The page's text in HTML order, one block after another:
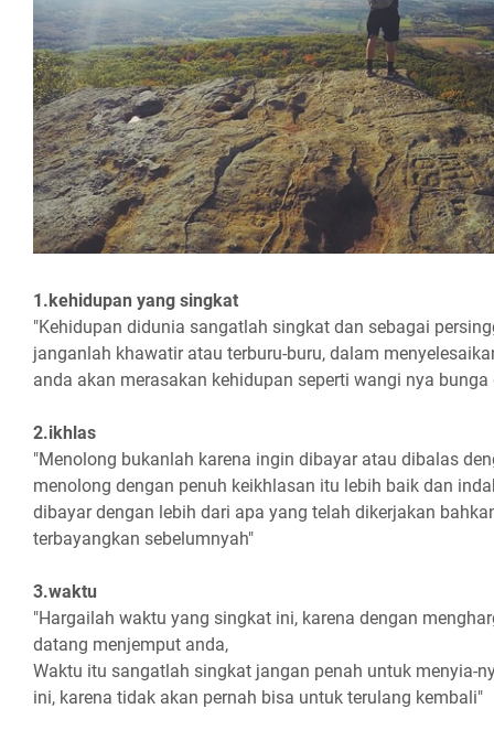
1.kehidupan yang singkat
"Kehidupan didunia sangatlah singkat dan sebagai
janganlah khawatir atau terburu-buru, dalam
anda akan merasakan kehidupan seperti wangi nya
2.ikhlas
"Menolong bukanlah karena ingin dibayar atau dibalas
menolong dengan penuh keikhlasan itu lebih baik dan
dibayar dengan lebih dari apa yang telah dikerjakan
terbayangkan sebelumnyah"
3.waktu
"Hargailah waktu yang singkat ini, karena dengan
datang menjemput anda,
Waktu itu sangatlah singkat jangan penah untuk menyia-
ini, karena tidak akan pernah bisa untuk terulang kembali"